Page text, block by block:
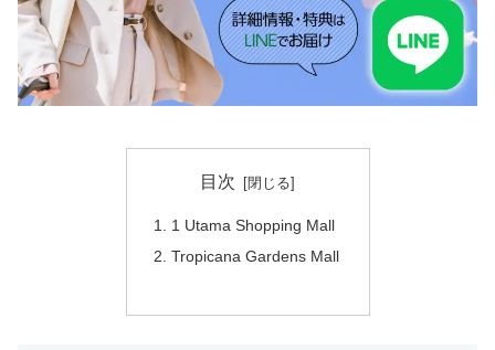
目次
1 Utama Shopping Mall
Tropicana Gardens Mall